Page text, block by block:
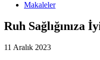
Makaleler
Ruh Sağlığınıza
11 Aralık 2023